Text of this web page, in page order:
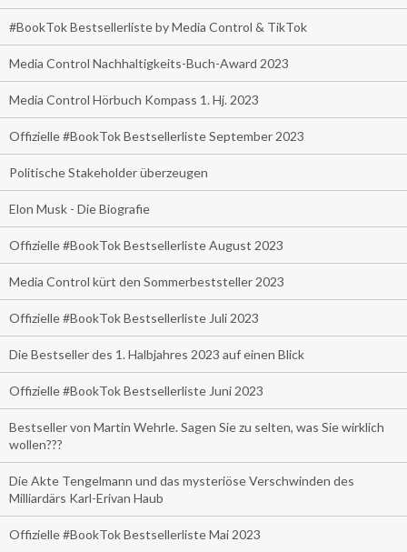
#BookTok Bestsellerliste by Media Control & TikTok
Media Control Nachhaltigkeits-Buch-Award 2023
Media Control Hörbuch Kompass 1. Hj. 2023
Offizielle #BookTok Bestsellerliste September 2023
Politische Stakeholder überzeugen
Elon Musk - Die Biografie
Offizielle #BookTok Bestsellerliste August 2023
Media Control kürt den Sommerbeststeller 2023
Offizielle #BookTok Bestsellerliste Juli 2023
Die Bestseller des 1. Halbjahres 2023 auf einen Blick
Offizielle #BookTok Bestsellerliste Juni 2023
Bestseller von Martin Wehrle. Sagen Sie zu selten, was Sie wirklich
wollen???
Die Akte Tengelmann und das mysteriöse Verschwinden des
Milliardärs Karl-Erivan Haub
Offizielle #BookTok Bestsellerliste Mai 2023